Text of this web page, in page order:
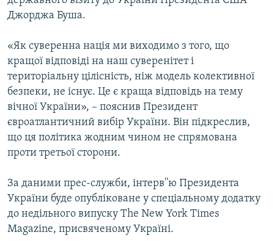
Джорджа Буша.
«Як суверенна нація ми виходимо з того, що
кращої відповіді на наш суверенітет і
територіальну цілісність, ніж модель колективної
безпеки, не існує. Це є краща відповідь на тему
вічної України», – пояснив Президент
євроатлантичний вибір України. Він підкреслив,
що ця політика жодним чином не спрямована
проти третьої сторони.
За даними прес-служби, інтерв''ю Президента
України буде опубліковане у спеціальному додатку
до недільного випуску The New York Times
Magazine, присвяченому Україні.